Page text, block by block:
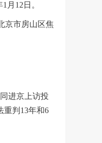
1 月 12 日。
京市房山区焦
进京上访投
重判 13年和6